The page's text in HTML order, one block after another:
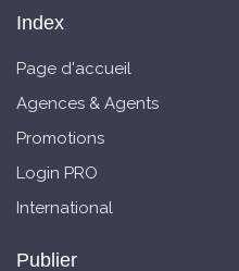
Index
Page d'accueil
Agences & Agents
Promotions
Login PRO
International
Publier